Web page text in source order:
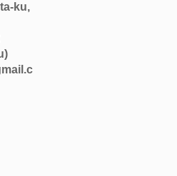
ku,